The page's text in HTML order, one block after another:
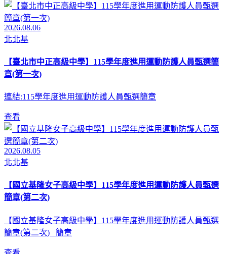
2026.08.06
北北基
【臺北市中正高級中學】115學年度進用運動防護人員甄選簡
章(第一次)
連結:115學年度進用運動防護人員甄選簡章
查看
2026.08.05
北北基
【國立基隆女子高級中學】115學年度進用運動防護人員甄選
簡章(第二次)
【國立基隆女子高級中學】115學年度進用運動防護人員甄選
簡章(第二次) 簡章